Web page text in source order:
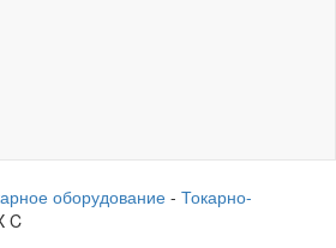
оборудование - Токарно-
C